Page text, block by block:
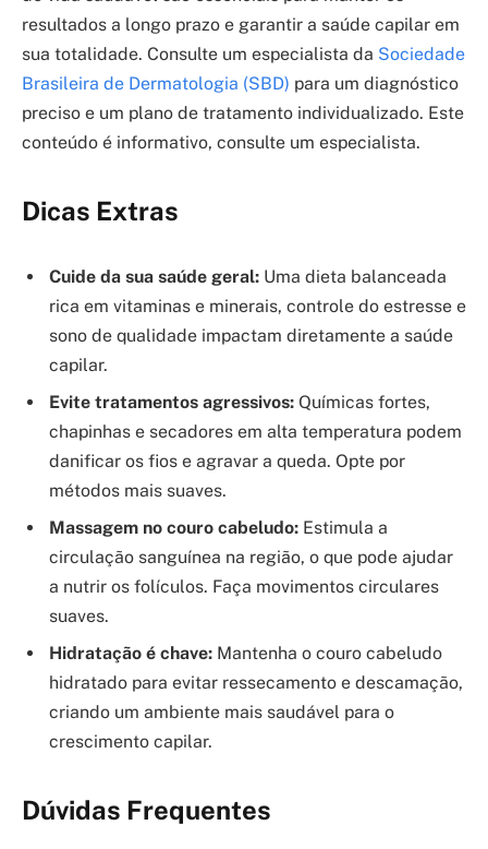
resultados a longo prazo e garantir a saúde capilar em
sua totalidade. Consulte um especialista da Sociedade
Brasileira de Dermatologia (SBD) para um diagnóstico
preciso e um plano de tratamento individualizado. Este
conteúdo é informativo, consulte um especialista.
Dicas Extras
Cuide da sua saúde geral: Uma dieta balanceada
rica em vitaminas e minerais, controle do estresse e
sono de qualidade impactam diretamente a saúde
capilar.
Evite tratamentos agressivos: Químicas fortes,
chapinhas e secadores em alta temperatura podem
danificar os fios e agravar a queda. Opte por
métodos mais suaves.
Massagem no couro cabeludo: Estimula a
circulação sanguínea na região, o que pode ajudar
a nutrir os folículos. Faça movimentos circulares
suaves.
Hidratação é chave: Mantenha o couro cabeludo
hidratado para evitar ressecamento e descamação,
criando um ambiente mais saudável para o
crescimento capilar.
Dúvidas Frequentes